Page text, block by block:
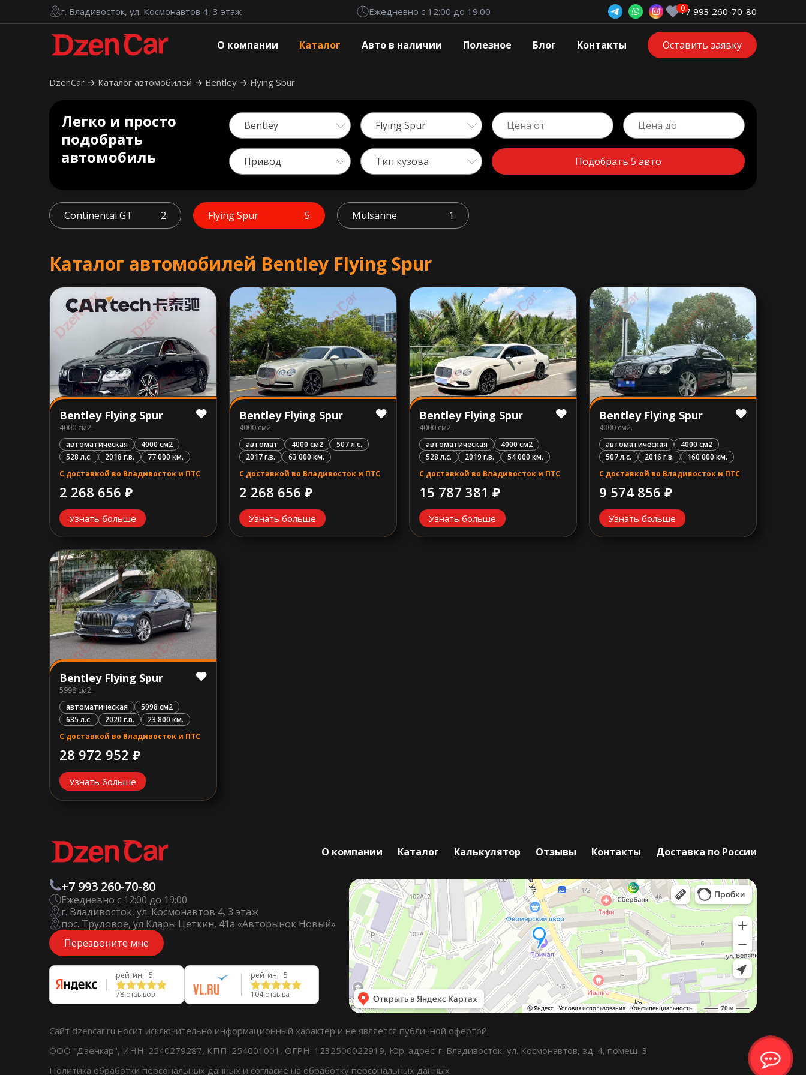
г. Владивосток, ул. Космонавтов 4, 3 этаж Ежедневно с 12:00 до 19:00 +7 993 260-70-80
О компании Каталог Авто в наличии Полезное Блог Контакты Оставить заявку
DzenCar Каталог автомобилей Bentley Flying Spur
Легко и просто
подобрать
автомобиль
Bentley Flying Spur
Привод Тип кузова Подобрать 5 авто
Continental GT 2 Flying Spur 5 Mulsanne 1
Каталог автомобилей Bentley Flying Spur
Bentley Flying Spur
4000 см2.
автоматическая
4000 см2
528 л.с.
2018 г.в.
77 000 км.
С доставкой во Владивосток и ПТС
2 268 656 ₽
Узнать больше
Bentley Flying Spur
4000 см2.
автомат
4000 см2
507 л.с.
2017 г.в.
63 000 км.
С доставкой во Владивосток и ПТС
2 268 656 ₽
Узнать больше
Bentley Flying Spur
4000 см2.
автоматическая
4000 см2
528 л.с.
2019 г.в.
54 000 км.
С доставкой во Владивосток и ПТС
15 787 381 ₽
Узнать больше
Bentley Flying Spur
4000 см2.
автоматическая
4000 см2
507 л.с.
2016 г.в.
160 000 км.
С доставкой во Владивосток и ПТС
9 574 856 ₽
Узнать больше
Bentley Flying Spur
5998 см2.
автоматическая
5998 см2
635 л.с.
2020 г.в.
23 800 км.
С доставкой во Владивосток и ПТС
28 972 952 ₽
Узнать больше
О компании Каталог Калькулятор Отзывы Контакты Доставка по России
+7 993 260-70-80
Ежедневно с 12:00 до 19:00
г. Владивосток, ул. Космонавтов 4, 3 этаж
пос. Трудовое, ул Клары Цеткин, 41а «Авторынок Новый»
Перезвоните мне
рейтинг: 5
78 отзывов
рейтинг: 5
104 отзыва
Сайт dzencar.ru носит исключительно информационный характер и не является публичной офертой.
ООО "Дзенкар", ИНН: 2540279287, КПП: 254001001, ОГРН: 1232500022919, Юр. адрес: г. Владивосток, ул. Космонавтов, зд. 4, помещ. 3
Политика обработки персональных данных и согласие на обработку персональных данных